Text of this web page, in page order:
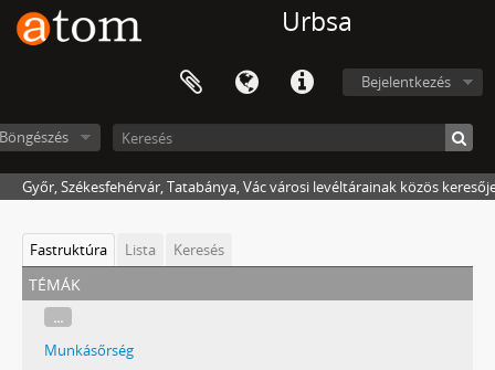
Urbsa
Bejelentkezés
Győr, Székesfehérvár, Tatabánya, Vác városi levéltárainak közös
Fastruktúra Lista Keresés
témák
...
Munkásőrség